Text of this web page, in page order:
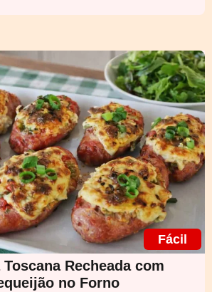
Fácil
Recheada com
no Forno